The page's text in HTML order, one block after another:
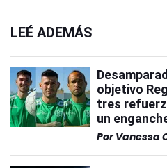
LEÉ ADEMÁS
objetivo
tres
un
Por Vanessa